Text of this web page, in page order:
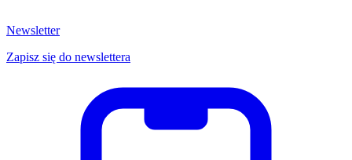
Newsletter
Zapisz się do newslettera